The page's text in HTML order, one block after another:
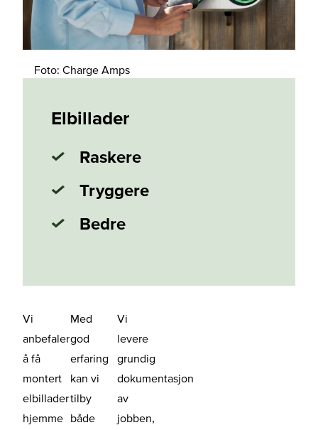
Foto: Charge Amps
Elbillader
Raskere
Tryggere
Bedre
Vi
anbefaler
å få
montert
elbillader
hjemme
Med
god
erfaring
kan vi
tilby
både
Vi
levere
grundig
dokumentasjon
av
jobben,